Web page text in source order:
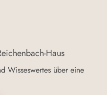
Haus
Wisseswertes über eine